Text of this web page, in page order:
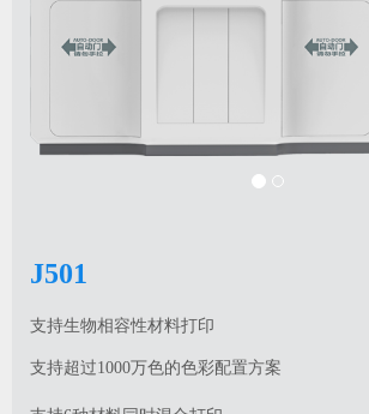
J501
支持生物相容性材料打印
支持超过1000万色的色彩配置方案